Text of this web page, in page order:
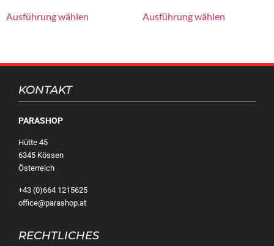
Ausführung wählen Ausführung wählen
KONTAKT
PARASHOP
Hütte 45
6345 Kössen
Österreich
+43 (0)664 1215625
office@parashop.at
RECHTLICHES